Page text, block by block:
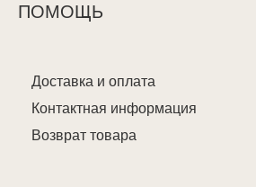
ПОМОЩЬ
Доставка и оплата
Контактная информация
Возврат товара